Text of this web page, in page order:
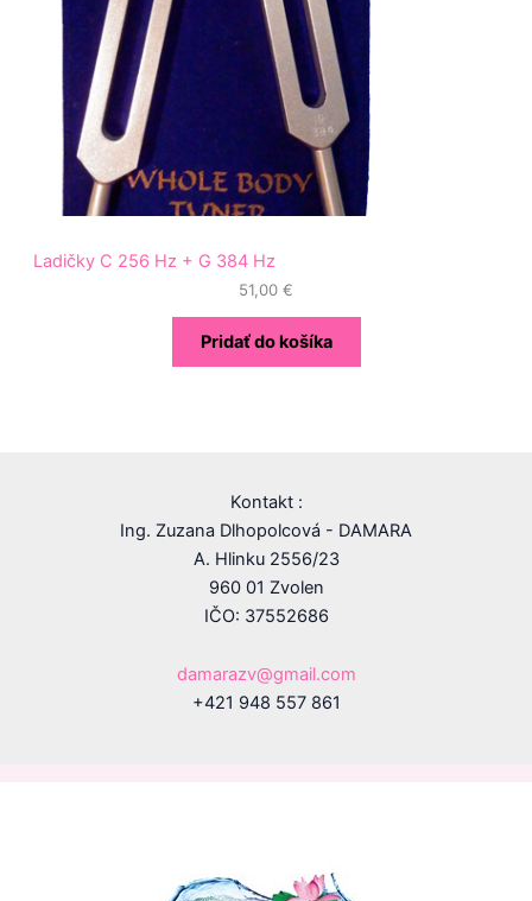
Ladičky C 256 Hz + G 384 Hz
51,00 €
Pridať do košíka
Kontakt :
Ing. Zuzana Dlhopolcová - DAMARA
A. Hlinku 2556/23
960 01 Zvolen
IČO: 37552686
damarazv@gmail.com
+421 948 557 861